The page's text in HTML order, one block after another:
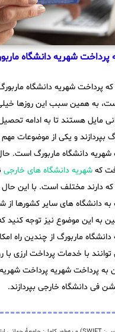
شهریه دانشگاه
که پرداخت شهریه دانشگاه
به همین سبب این روزها
مایل هستند تا به ادامه
بپردازند و یکی از موضوعات
شهریه دانشگاه ماربورگ است.
که شهریه دانشگاه های خارجی
که دارند مختلف است. با این
دانشگاه های سایر کشورها از
به این موضوع نیز توجه کنید
ماربورگ از چندین راه
با خدمات پرداخت ارزی
به پرداخت شهریه پرداخت
فی دانشگاه خارجی بپردازند.